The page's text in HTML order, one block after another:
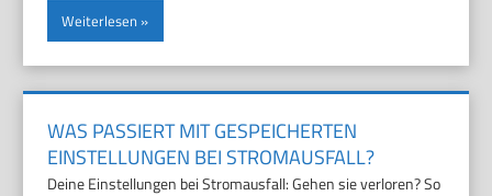
Weiterlesen
WAS PASSIERT MIT GESPEICHERTEN
EINSTELLUNGEN BEI STROMAUSFALL?
Deine Einstellungen bei Stromausfall: Gehen sie verloren? So